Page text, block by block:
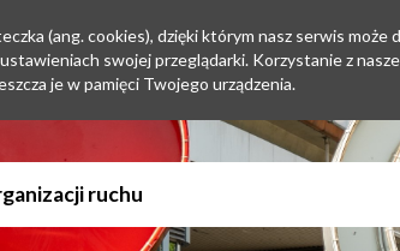
(ang. cookies), dzięki którym nasz serwis może
swojej przeglądarki. Korzystanie z
je w pamięci Twojego urządzenia.